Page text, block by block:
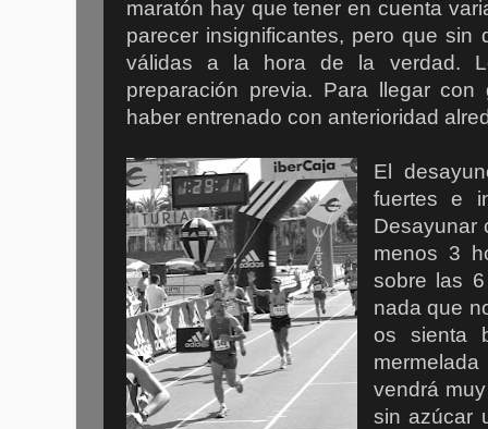
maratón hay que tener en cuenta
parecer insignificantes, pero que sin
válidas a la hora de la verdad.
preparación previa. Para llegar con
haber entrenado con anterioridad
El
fuertes e
Desayunar
menos 3
sobre las
nada que
os sienta
vendrá
sin azúcar